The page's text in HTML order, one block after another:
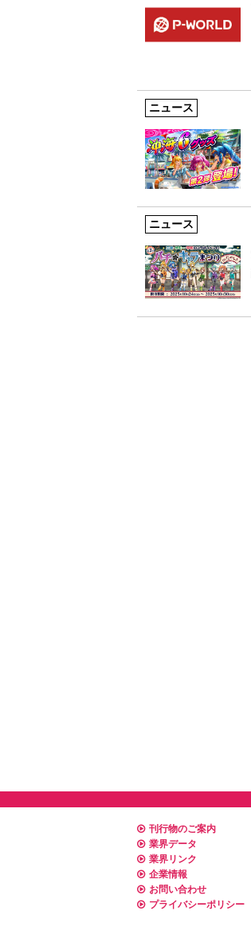
ニュース
ニュース
刊行物のご案内
業界データ
業界リンク
企業情報
お問い合わせ
プライバシーポリシー